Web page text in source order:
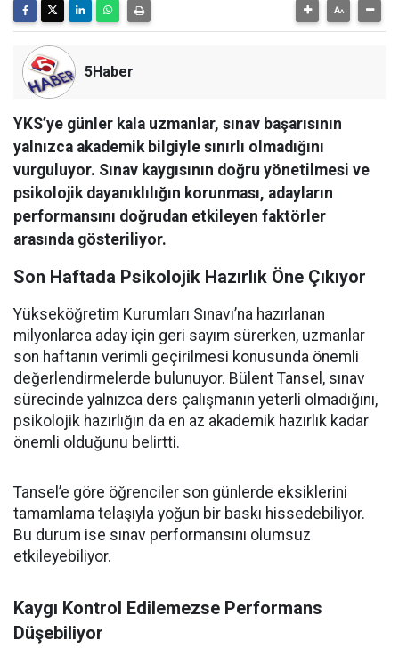
5Haber
YKS’ye günler kala uzmanlar, sınav başarısının
yalnızca akademik bilgiyle sınırlı olmadığını
vurguluyor. Sınav kaygısının doğru yönetilmesi ve
psikolojik dayanıklılığın korunması, adayların
performansını doğrudan etkileyen faktörler
arasında gösteriliyor.
Son Haftada Psikolojik Hazırlık Öne Çıkıyor
Yükseköğretim Kurumları Sınavı’na hazırlanan
milyonlarca aday için geri sayım sürerken, uzmanlar
son haftanın verimli geçirilmesi konusunda önemli
değerlendirmelerde bulunuyor. Bülent Tansel, sınav
sürecinde yalnızca ders çalışmanın yeterli olmadığını,
psikolojik hazırlığın da en az akademik hazırlık kadar
önemli olduğunu belirtti.
Tansel’e göre öğrenciler son günlerde eksiklerini
tamamlama telaşıyla yoğun bir baskı hissedebiliyor.
Bu durum ise sınav performansını olumsuz
etkileyebiliyor.
Kaygı Kontrol Edilemezse Performans
Düşebiliyor